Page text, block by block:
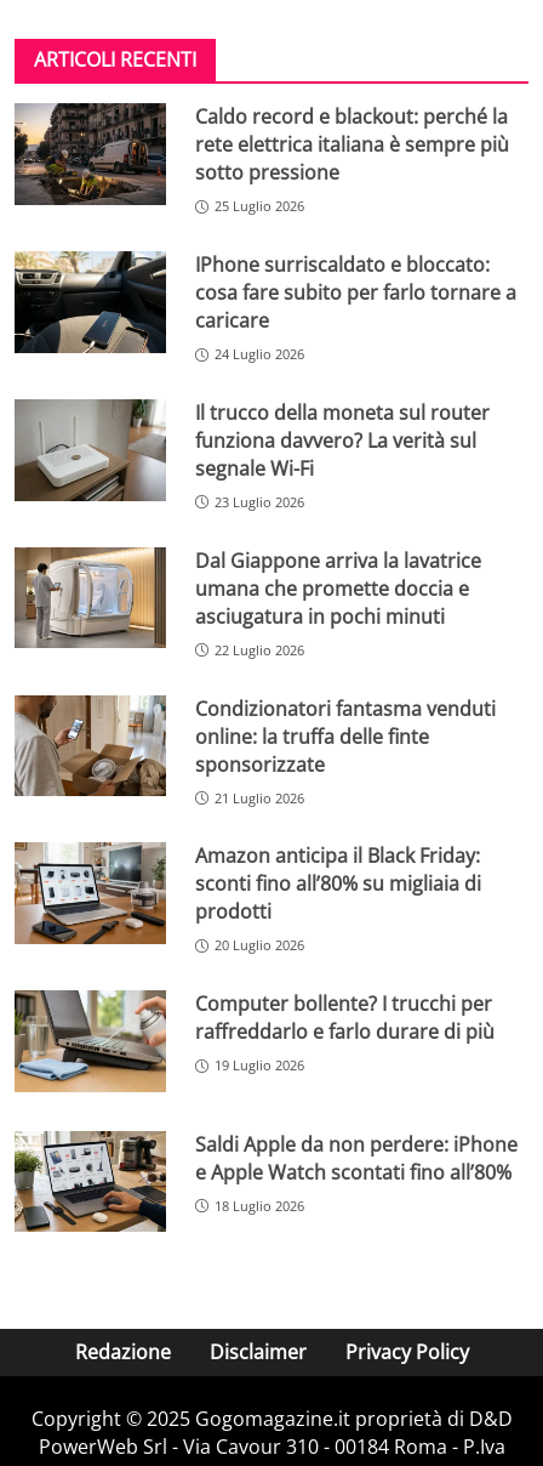
ARTICOLI RECENTI
Caldo record e blackout: perché la
rete elettrica italiana è sempre più
sotto pressione
25 Luglio 2026
IPhone surriscaldato e bloccato:
cosa fare subito per farlo tornare a
caricare
24 Luglio 2026
Il trucco della moneta sul router
funziona davvero? La verità sul
segnale Wi-Fi
23 Luglio 2026
Dal Giappone arriva la lavatrice
umana che promette doccia e
asciugatura in pochi minuti
22 Luglio 2026
Condizionatori fantasma venduti
online: la truffa delle finte
sponsorizzate
21 Luglio 2026
Amazon anticipa il Black Friday:
sconti fino all’80% su migliaia di
prodotti
20 Luglio 2026
Computer bollente? I trucchi per
raffreddarlo e farlo durare di più
19 Luglio 2026
Saldi Apple da non perdere: iPhone
e Apple Watch scontati fino all’80%
18 Luglio 2026
Redazione Disclaimer Privacy Policy
Copyright © 2025 Gogomagazine.it proprietà di D&D
PowerWeb Srl - Via Cavour 310 - 00184 Roma - P.Iva